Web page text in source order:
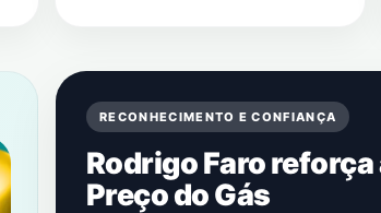
RECONHECIMENTO E CONFIANÇA
Rodrigo Faro
Preço do Gás